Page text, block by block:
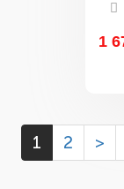
1
1 2 >